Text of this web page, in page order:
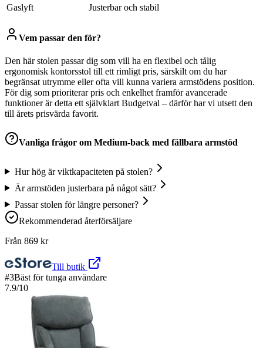
Gaslyft
Justerbar och stabil
Vem passar den för?
Den här stolen passar dig som vill ha en flexibel och tålig
ergonomisk kontorsstol till ett rimligt pris, särskilt om du har
begränsat utrymme eller ofta vill kunna variera armstödens position.
För dig som prioriterar pris och enkelhet framför avancerade
funktioner är detta ett självklart Budgetval – därför har vi utsett den
till årets prisvärda favorit.
Vanliga frågor om Medium-back med fällbara armstöd
Hur hög är viktkapaciteten på stolen?
Är armstöden justerbara på något sätt?
Passar stolen för längre personer?
Rekommenderad återförsäljare
Från 869 kr
Till butik
#3Bäst för tunga användare
7.9/10